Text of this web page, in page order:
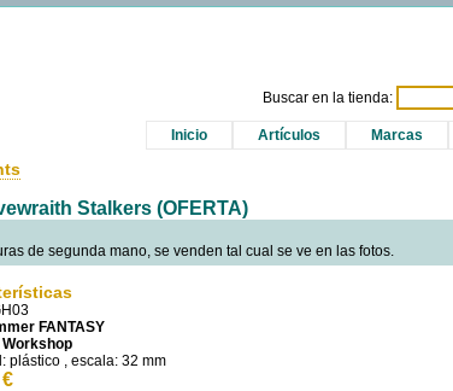
Buscar en la tienda:
Inicio Artículos Marcas
Stalkers (OFERTA)
de segunda mano, se venden tal cual se ve en las fotos.
FANTASY
plástico , escala: 32 mm